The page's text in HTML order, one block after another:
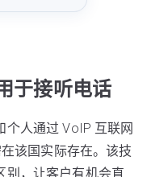
于接听电话
个人通过 VoIP 互联网
该国实际存在。该技
别，让客户有机会直